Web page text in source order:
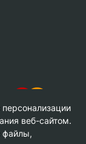
веб-сайтом.
файлы,